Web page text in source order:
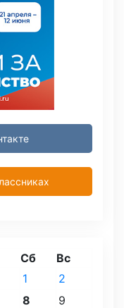
Сб Вс
1
2
8
9